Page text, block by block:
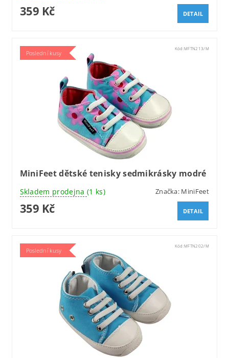
359 Kč DETAIL
Poslední kusy
Kód:MFTN213/M
MiniFeet dětské tenisky sedmikrásky modré
Skladem prodejna (1 ks) Značka: MiniFeet
359 Kč DETAIL
Poslední kusy
Kód:MFTN202/M